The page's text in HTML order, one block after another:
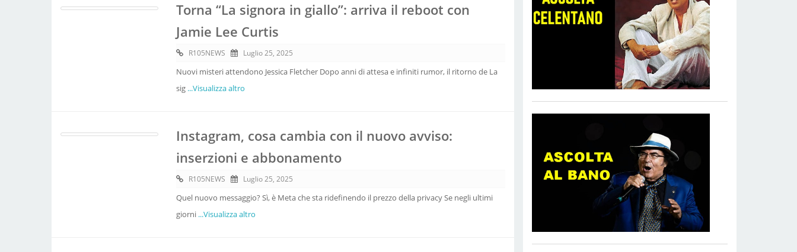
Torna “La signora in giallo”: arriva il reboot con
Jamie Lee Curtis
R105NEWS Luglio 25, 2025
Nuovi misteri attendono Jessica Fletcher Dopo anni di attesa e infiniti rumor, il ritorno de La
sig ...Visualizza altro
Instagram, cosa cambia con il nuovo avviso:
inserzioni e abbonamento
R105NEWS Luglio 25, 2025
Quel nuovo messaggio? Sì, è Meta che sta ridefinendo il prezzo della privacy Se negli ultimi
giorni ...Visualizza altro